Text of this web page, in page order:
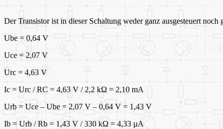
Der Transistor ist in dieser Schaltung weder ganz ausgesteuert
Ube = 0,64 V
Uce = 2,07 V
Urc = 4,63 V
Ic = Urc / RC = 4,63 V / 2,2 kΩ = 2,10 mA
Urb = Uce – Ube = 2,07 V – 0,64 V = 1,43 V
Ib = Urb / Rb = 1,43 V / 330 kΩ = 4,33 µA